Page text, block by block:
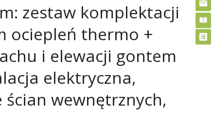
zestaw komplektacji
ociepleń thermo +
i elewacji gontem
elektryczna,
wewnętrznych,